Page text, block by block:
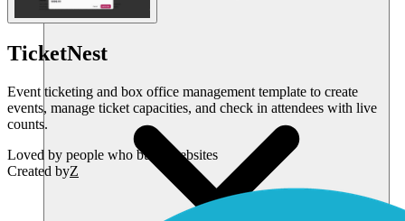
TicketNest
Event ticketing and box office management template to create
events, manage ticket capacities, and check in attendees with live
counts.
Loved by people who build websites
Created byZ